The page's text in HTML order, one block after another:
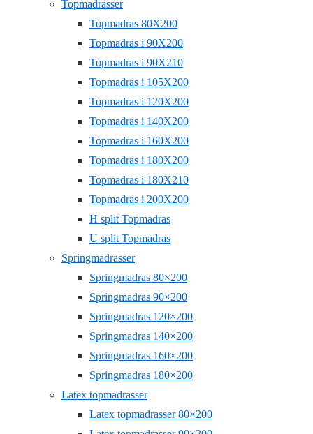
Topmadrasser
Topmadras 80X200
Topmadras i 90X200
Topmadras i 90X210
Topmadras i 105X200
Topmadras i 120X200
Topmadras i 140X200
Topmadras i 160X200
Topmadras i 180X200
Topmadras i 180X210
Topmadras i 200X200
H split Topmadras
U split Topmadras
Springmadrasser
Springmadras 80×200
Springmadras 90×200
Springmadras 120×200
Springmadras 140×200
Springmadras 160×200
Springmadras 180×200
Latex topmadrasser
Latex topmadrasser 80×200